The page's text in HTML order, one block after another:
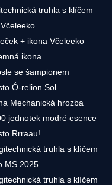
truhla s klíčem
+ ikona Včeleeko
ikona
se šampionem
Ó-relion Sol
Mechanická hrozba
jednotek modré esence
Rrraau!
truhla s klíčem
MS 2025
truhla s klíčem